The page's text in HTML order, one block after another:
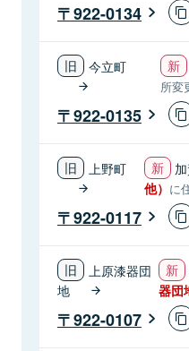
922-0134
今立町
所変
922-0135
上野町
他） に
922-0117
上原漆器団
地
器団
922-0107